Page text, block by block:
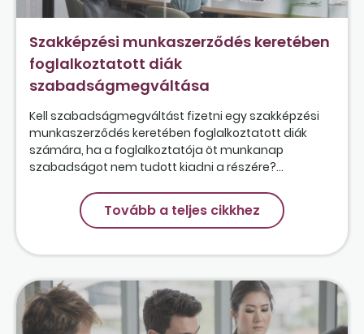
Szakképzési munkaszerződés keretében
foglalkoztatott diák
szabadságmegváltása
Kell szabadságmegváltást fizetni egy szakképzési
munkaszerződés keretében foglalkoztatott diák
számára, ha a foglalkoztatója öt munkanap
szabadságot nem tudott kiadni a részére?...
Tovább a teljes cikkhez